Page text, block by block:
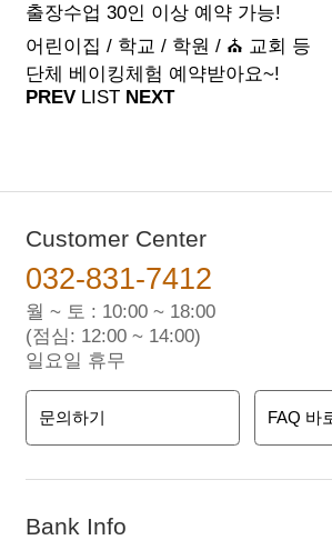
출장수업 30인 이상 예약 가능!
어린이집 / 학교 / 학원 / ⛪ 교회 등
단체 베이킹체험 예약받아요~!
PREV LIST NEXT
Customer Center
032-831-7412
월 ~ 토 : 10:00 ~ 18:00
(점심: 12:00 ~ 14:00)
일요일 휴무
문의하기 FAQ 바
Bank Info